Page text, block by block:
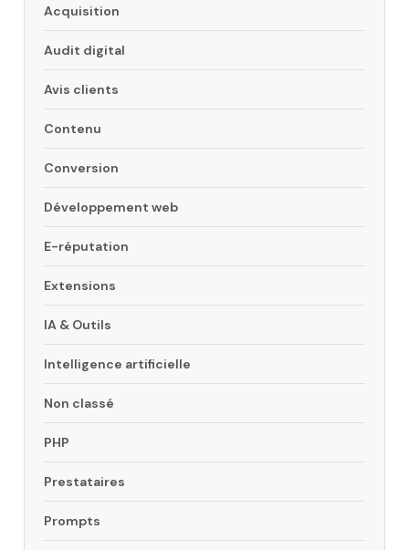
Acquisition
Audit digital
Avis clients
Contenu
Conversion
Développement web
E-réputation
Extensions
IA & Outils
Intelligence artificielle
Non classé
PHP
Prestataires
Prompts